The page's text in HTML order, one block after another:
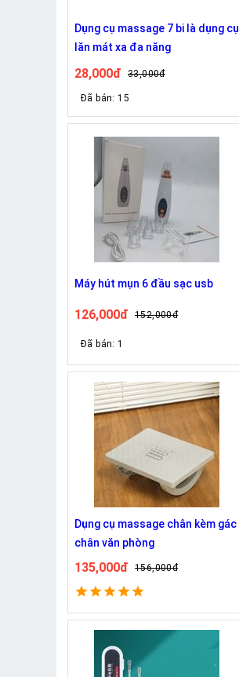
Dụng cụ massage 7 bi là dụng cụ
lăn mát xa đa năng
28,000đ 33,000đ
Đã bán: 15
Máy hút mụn 6 đầu sạc usb
126,000đ 152,000đ
Đã bán: 1
Dụng cụ massage chân kèm gác
chân văn phòng
135,000đ 156,000đ